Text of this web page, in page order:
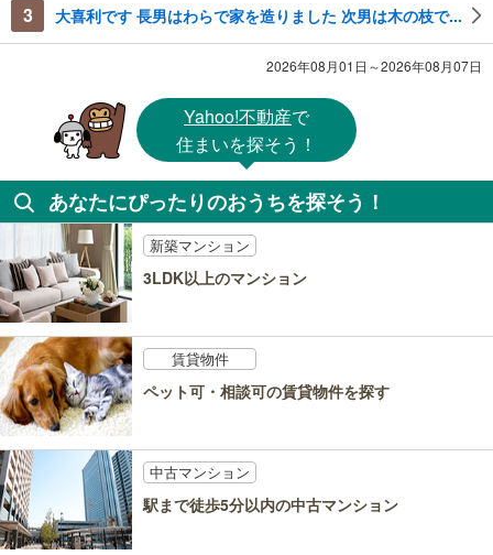
3 大喜利です 長男はわらで家を造りました 次男は木の枝で...
2026年08月01日～2026年08月07日
Yahoo!不動産で
住まいを探そう！
あなたにぴったりのおうちを探そう！
新築マンション
3LDK以上のマンション
賃貸物件
ペット可・相談可の賃貸物件を探す
中古マンション
駅まで徒歩5分以内の中古マンション